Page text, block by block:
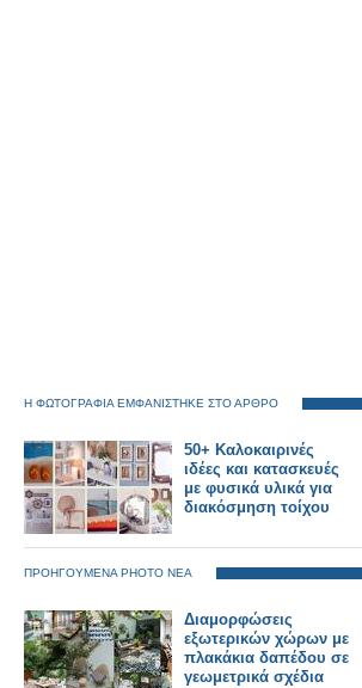
Η ΦΩΤΟΓΡΑΦΙΑ ΕΜΦΑΝΙΣΤΗΚΕ ΣΤΟ ΑΡΘΡΟ
50+ Καλοκαιρινές
ιδέες και κατασκευές
με φυσικά υλικά για
διακόσμηση τοίχου
ΠΡΟΗΓΟΥΜΕΝΑ PHOTO ΝΕΑ
Διαμορφώσεις
εξωτερικών χώρων με
πλακάκια δαπέδου σε
γεωμετρικά σχέδια